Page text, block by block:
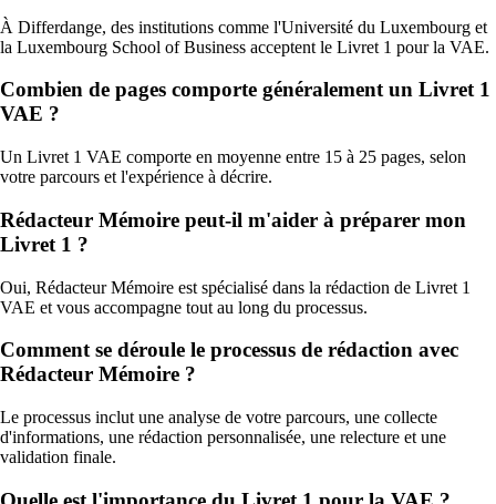
À Differdange, des institutions comme l'Université du Luxembourg et
la Luxembourg School of Business acceptent le Livret 1 pour la VAE.
Combien de pages comporte généralement un Livret 1
VAE ?
Un Livret 1 VAE comporte en moyenne entre 15 à 25 pages, selon
votre parcours et l'expérience à décrire.
Rédacteur Mémoire peut-il m'aider à préparer mon
Livret 1 ?
Oui, Rédacteur Mémoire est spécialisé dans la rédaction de Livret 1
VAE et vous accompagne tout au long du processus.
Comment se déroule le processus de rédaction avec
Rédacteur Mémoire ?
Le processus inclut une analyse de votre parcours, une collecte
d'informations, une rédaction personnalisée, une relecture et une
validation finale.